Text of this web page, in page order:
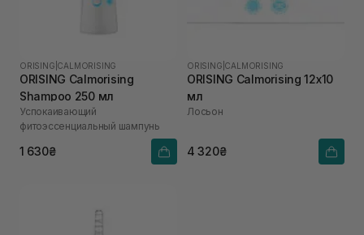
ORISING CALMORISING
ORISING Calmorising
Shampoo 250 мл
Успокаивающий
фитоэссенциальный шампунь
1 630₴
ORISING CALMORISING
ORISING Calmorising 12х10
мл
Лосьон
4 320₴